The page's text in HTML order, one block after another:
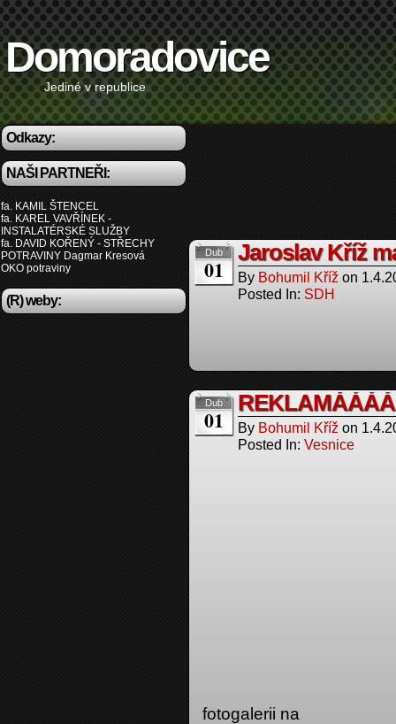
Domoradovice
Jediné v republice
Odkazy:
NAŠI PARTNEŘI:
fa. KAMIL ŠTENCEL
fa. KAREL VAVŘÍNEK -
INSTALATÉRSKÉ SLUŽBY
fa. DAVID KOŘENÝ - STŘECHY
POTRAVINY Dagmar Kresová
OKO potraviny
(R) weby:
Dub
01
Jaroslav Kříž
By Bohumil Kříž on
Posted In: SDH
Dub
01 By Bohumil Kříž on
Posted In: Vesnice
fotogalerii na